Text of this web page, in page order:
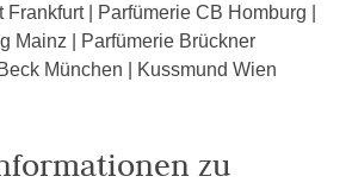
| Parfümerie CB Homburg |
Mainz | Parfümerie Brückner
München | Kussmund Wien
zu